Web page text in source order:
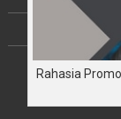
Rahasia